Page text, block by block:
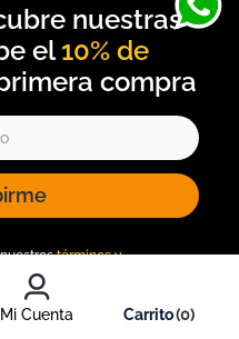
Mi Cuenta 0
10% de
términos y
de información